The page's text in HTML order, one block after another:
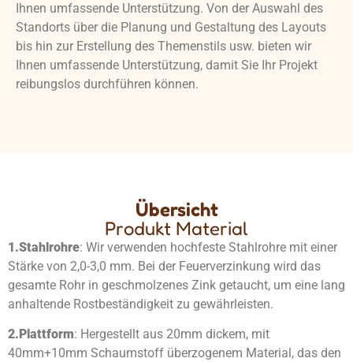
Ihnen umfassende Unterstützung. Von der Auswahl des
Standorts über die Planung und Gestaltung des Layouts
bis hin zur Erstellung des Themenstils usw. bieten wir
Ihnen umfassende Unterstützung, damit Sie Ihr Projekt
reibungslos durchführen können.
Übersicht
Produkt Material
1.Stahlrohre: Wir verwenden hochfeste Stahlrohre mit einer
Stärke von 2,0-3,0 mm. Bei der Feuerverzinkung wird das
gesamte Rohr in geschmolzenes Zink getaucht, um eine lang
anhaltende Rostbeständigkeit zu gewährleisten.
2. Plattform: Hergestellt aus 20mm dickem, mit
40mm+10mm Schaumstoff überzogenem Material, das den